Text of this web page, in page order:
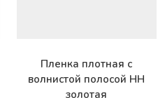
Пленка плотная с
волнистой полосой НН
золотая